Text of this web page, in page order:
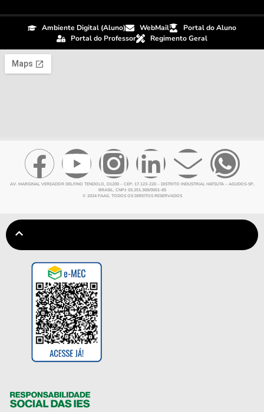
Ambiente Digital (Aluno) WebMail
Portal do Aluno
Portal do Professor
Regimento Geral
AV. MARGINAL VEREADOR DELFINO TENDOLO, D1200 – CEP: 17.123-220 – DISTRITO INDUSTRIAL HATSUTA – AGUDOS-SP,
BRASIL. CNPJ: 03.251.369/0001-65
© 2024 FAAG. TODOS OS DIREITOS RESERVADOS